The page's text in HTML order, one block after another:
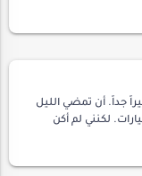
وقد ابيضت الق…
جداً. أن تمضي الليل
لكنني لم أكن
بحيث أكسب …